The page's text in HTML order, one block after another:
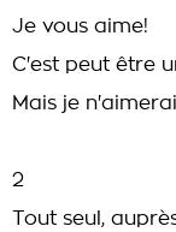
Je vous aime!
C'est peut être
Mais je
2
Tout seul,